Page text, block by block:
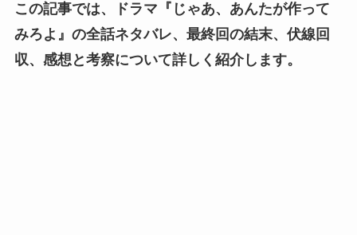
この記事では、ドラマ『じゃあ、あんたが作って
みろよ』の全話ネタバレ、最終回の結末、伏線回
収、感想と考察について詳しく紹介します。